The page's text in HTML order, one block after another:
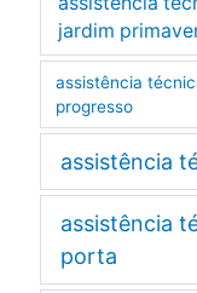
jardim
assistência
progresso
assistência
assistência
porta